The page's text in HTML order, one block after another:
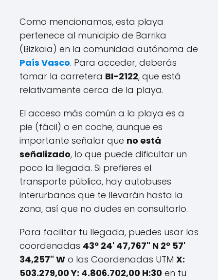
Como mencionamos, esta playa
pertenece al municipio de Barrika
(Bizkaia) en la comunidad autónoma de
País Vasco. Para acceder, deberás
tomar la carretera BI-2122, que está
relativamente cerca de la playa.
El acceso más común a la playa es a
pie (fácil) o en coche, aunque es
importante señalar que no está
señalizado, lo que puede dificultar un
poco la llegada. Si prefieres el
transporte público, hay autobuses
interurbanos que te llevarán hasta la
zona, así que no dudes en consultarlo.
Para facilitar tu llegada, puedes usar las
coordenadas 43º 24' 47,767" N 2º 57'
34,257" W o las Coordenadas UTM X:
503.279,00 Y: 4.806.702,00 H:30 en tu